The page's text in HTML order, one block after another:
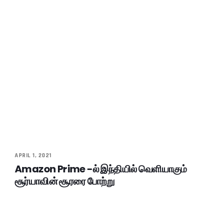
APRIL 1, 2021
Amazon Prime -ல் இந்தியில் வெளியாகும்
சூர்யாவின் சூரரை போற்று